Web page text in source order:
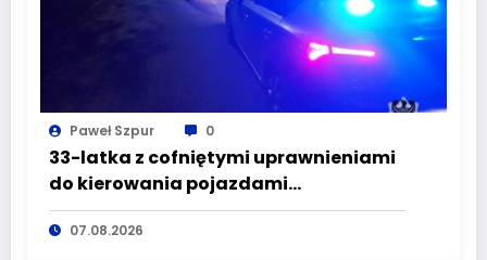
Paweł Szpur 0
33-latka z cofniętymi uprawnieniami
do kierowania pojazdami
wyeliminowana z lokalnych dróg
07.08.2026